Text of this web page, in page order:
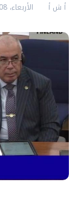
أ ش أ الأربعاء، 08 يوليو 2026 11:49 ص